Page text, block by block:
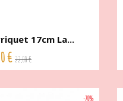
17cm La...
€ 22,00 €
-20%